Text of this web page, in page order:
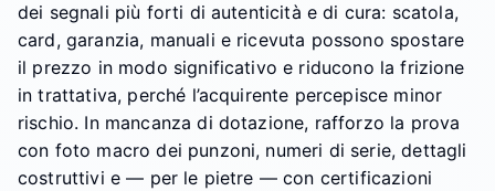
dei segnali più forti di autenticità e di cura: scatola,
card, garanzia, manuali e ricevuta possono spostare
il prezzo in modo significativo e riducono la frizione
in trattativa, perché l’acquirente percepisce minor
rischio. In mancanza di dotazione, rafforzo la prova
con foto macro dei punzoni, numeri di serie, dettagli
costruttivi e — per le pietre — con certificazioni